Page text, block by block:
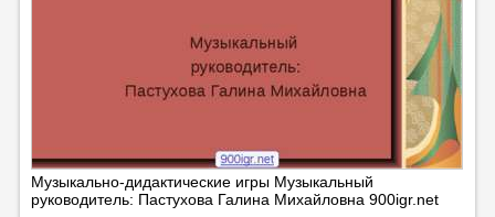
Музыкально-дидактические игры Музыкальный
руководитель: Пастухова Галина Михайловна 900igr.net